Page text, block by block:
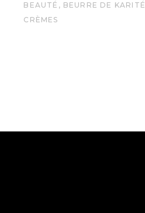
BEAUTÉ BEURRE DE KARITÉ
CRÈMES